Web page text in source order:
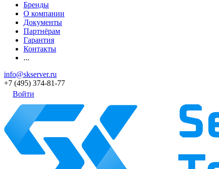
Бренды
О компании
Документы
Партнёрам
Гарантия
Контакты
...
info@skserver.ru
+7 (495) 374-81-77
Войти